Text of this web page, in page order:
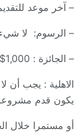
– آخر موعد للتقديم: 31 يوليو
– الرسوم: لا
– الجائزة : 1,000$ دولار امريكي.
يكون قدم مشروعا
أو مستمرا خلال